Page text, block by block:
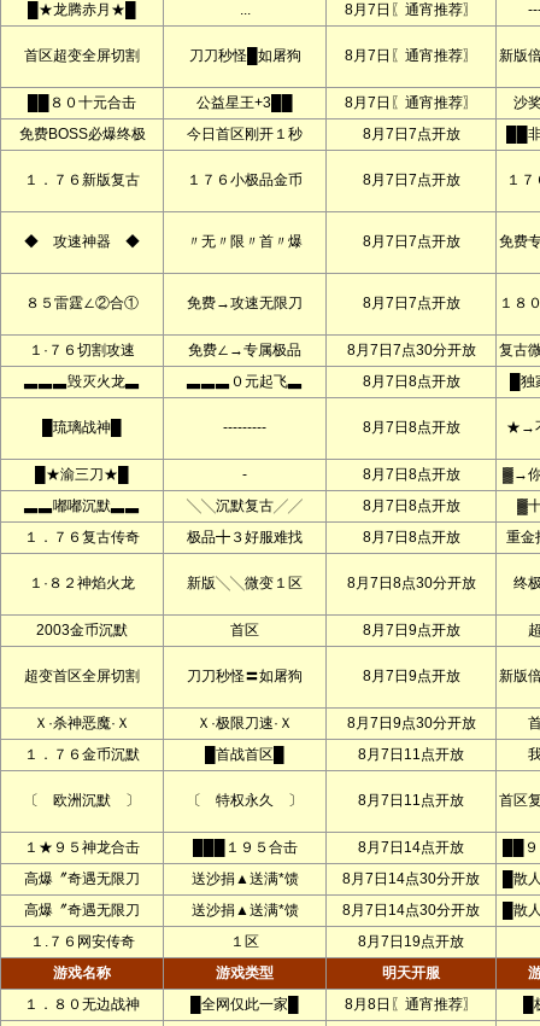
█★龙腾赤月★█
... 8月7日〖通宵推荐〗
首区超变全屏切割 刀刀秒怪█如屠狗 8月7日〖通宵推荐〗 新版
██８０十元合击 公益星王+3██ 8月7日〖通宵推荐〗
沙
免费BOSS必爆终极
今日首区刚开１秒 8月7日7点开放 ██
１．７６新版复古 １７６小极品金币 8月7日7点开放 １
◆ 攻速神器 ◆ 〃无〃限〃首〃爆 8月7日7点开放 免费
８５雷霆∠②合① 免费→攻速无限刀 8月7日7点开放 １８
１·７６切割攻速 免费∠→专属极品 8月7日7点30分开放
复古
▃▃▃毁灭火龙▃
▃▃▃０元起飞▃ 8月7日8点开放 █
█琉璃战神█ --------- 8月7日8点开放 ★→
█★渝三刀★█ - 8月7日8点开放
▓→
▃▃嘟嘟沉默▃▃
╲╲沉默复古╱╱ 8月7日8点开放
▓
１．７６复古传奇
极品╋３好服难找 8月7日8点开放 重金
１·８２神焰火龙 新版╲╲微变１区 8月7日8点30分开放 终
2003金币沉默 首区 8月7日9点开放
超变首区全屏切割 刀刀秒怪〓如屠狗 8月7日9点开放 新版
Ｘ·杀神恶魔·Ｘ Ｘ·极限刀速·Ｘ 8月7日9点30分开放
１．７６金币沉默
█首战首区█ 8月7日11点开放
〔 欧洲沉默 〕 〔 特权永久 〕 8月7日11点开放 首区
１★９５神龙合击 ███１９５合击 8月7日14点开放
██
高爆〞奇遇无限刀
送沙捐▲送满*馈 8月7日14点30分开放
█散
高爆〞奇遇无限刀
送沙捐▲送满*馈 8月7日14点30分开放
█散
１.７６网安传奇
１区
8月7日19点开放
游戏名称
游戏类型 明天开服
１．８０无边战神
█全网仅此一家█ 8月8日〖通宵推荐〗